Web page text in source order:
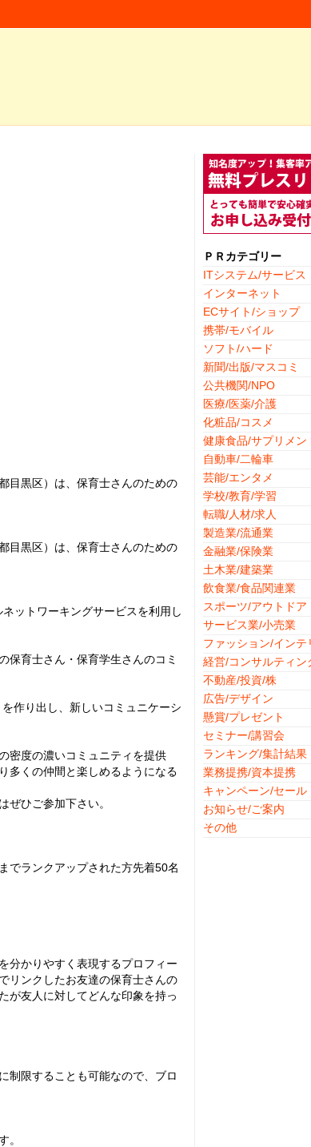
目黒区）は、保育士さんのための
目黒区）は、保育士さんのための
ットワーキングサービスを利用し
保育士さん・保育学生さんのコミ
作り出し、新しいコミュニケーシ
密度の濃いコミュニティを提供
多くの仲間と楽しめるようになる
ぜひご参加下さい。
でランクアップされた方先着50名
分かりやすく表現するプロフィー
リンクしたお友達の保育士さんの
が友人に対してどんな印象を持っ
制限することも可能なので、ブロ
。
ＰＲカテゴリー
ITシステム/サービス
インターネット
ECサイト/ショップ
携帯/モバイル
ソフト/ハード
新聞/出版/マスコミ
公共機関/NPO
医療/医薬/介護
化粧品/コスメ
健康食品/サプリメン
自動車/二輪車
芸能/エンタメ
学校/教育/学習
転職/人材/求人
製造業/流通業
金融業/保険業
土木業/建築業
飲食業/食品関連業
スポーツ/アウトドア
サービス業/小売業
ファッション/インテ
経営/コンサルティン
不動産/投資/株
広告/デザイン
懸賞/プレゼント
セミナー/講習会
ランキング/集計結果
業務提携/資本提携
キャンペーン/セール
お知らせ/ご案内
その他